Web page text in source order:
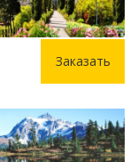
Заказать